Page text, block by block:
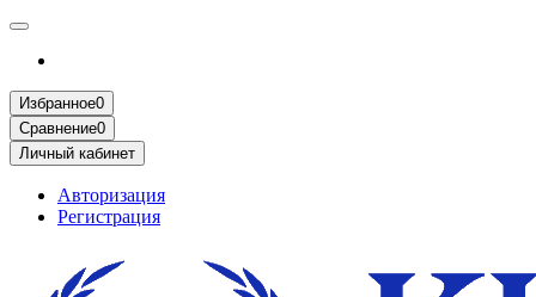
Избранное0
Сравнение0
Личный кабинет
Авторизация
Регистрация